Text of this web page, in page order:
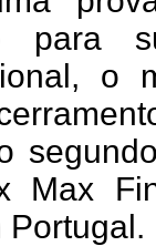
para
o
Max
Portugal.